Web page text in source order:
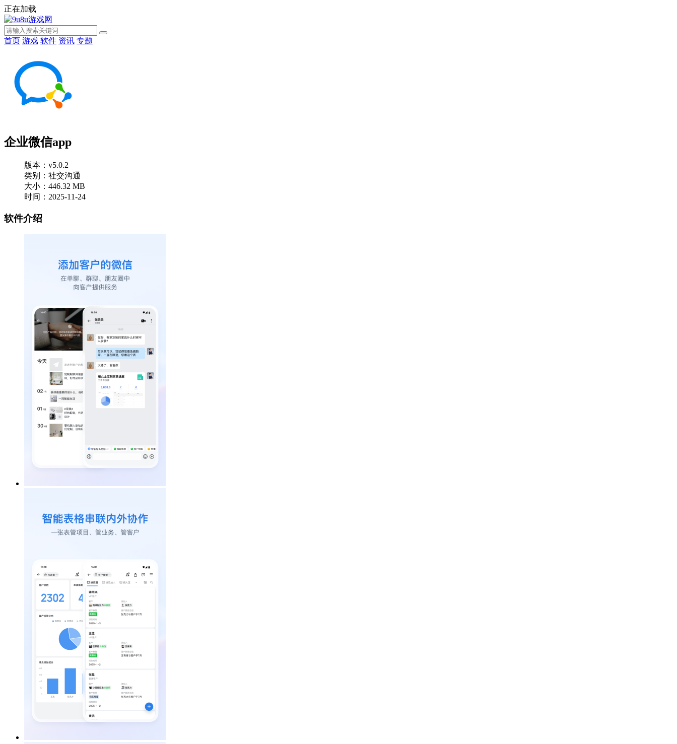
正在加载
首页 游戏 软件 资讯 专题
企业微信app
版本：v5.0.2
类别：社交沟通
大小：446.32 MB
时间：2025-11-24
软件介绍